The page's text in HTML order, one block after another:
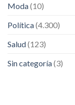
Moda(10)
Política(4.300)
Salud(123)
Sin categoría(3)